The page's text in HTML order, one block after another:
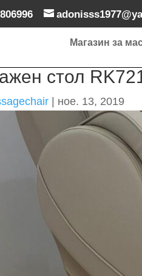
Магазин за
стол
ное. 13, 2019